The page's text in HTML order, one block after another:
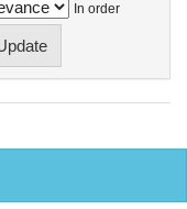
In order